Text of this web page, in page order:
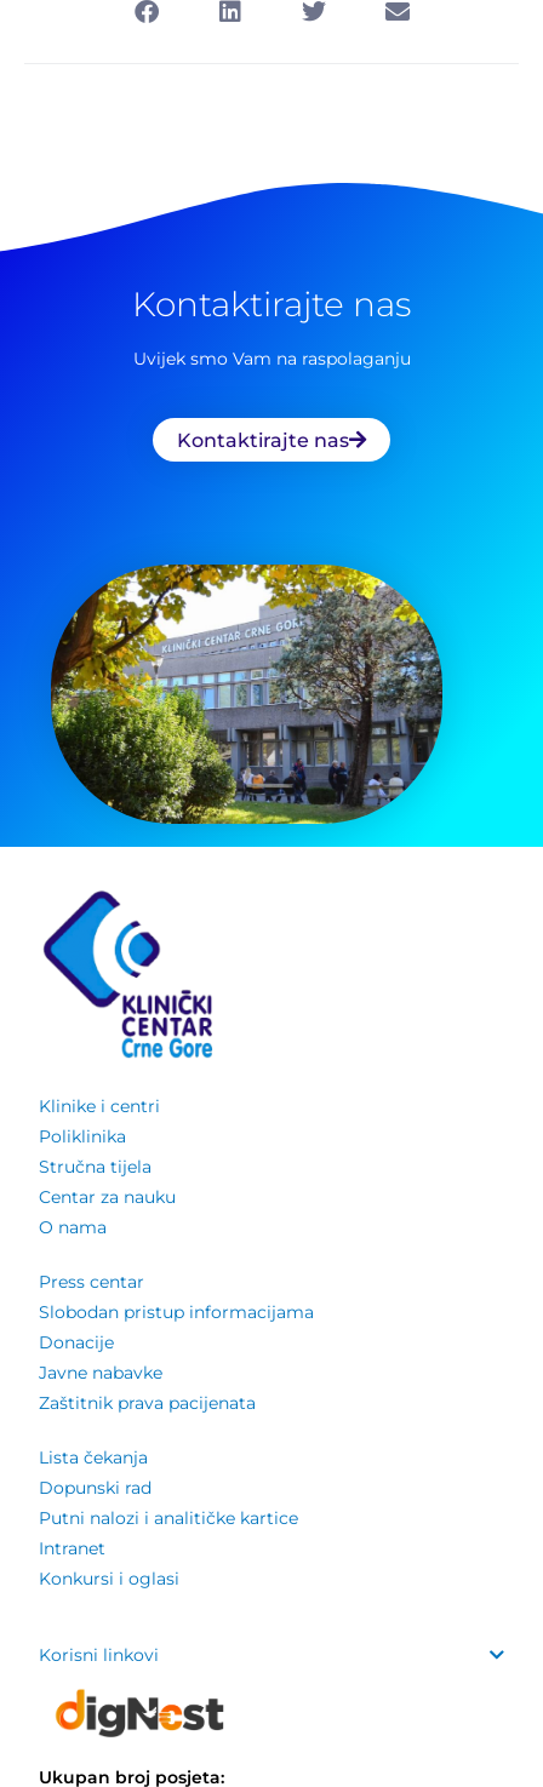
Kontaktirajte nas
Uvijek smo Vam na raspolaganju
Kontaktirajte nas
Klinike i centri
Poliklinika
Stručna tijela
Centar za nauku
O nama
Press centar
Slobodan pristup informacijama
Donacije
Javne nabavke
Zaštitnik prava pacijenata
Lista čekanja
Dopunski rad
Putni nalozi i analitičke kartice
Intranet
Konkursi i oglasi
Korisni linkovi
Ukupan broj posjeta: